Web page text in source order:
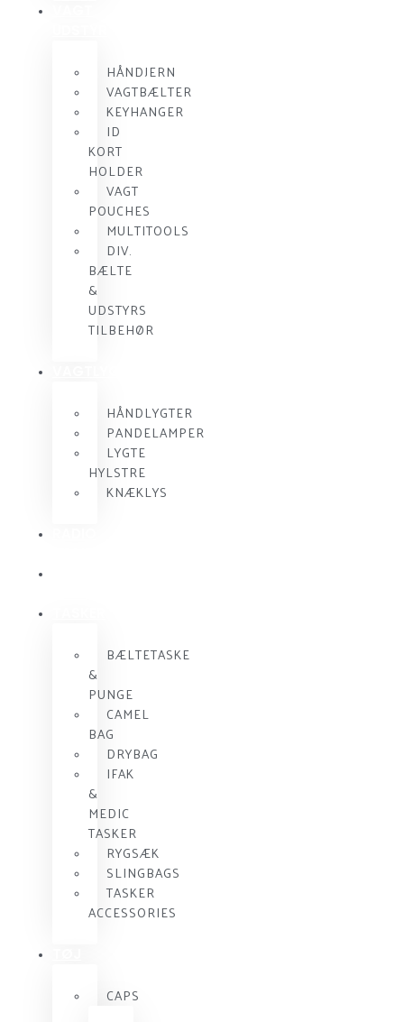
HÅNDJERN
VAGTBÆLTER
KEYHANGER
ID
KORT
HOLDER
VAGT
POUCHES
MULTITOOLS
DIV.
BÆLTE
&
UDSTYRS
TILBEHØR
HÅNDLYGTER
PANDELAMPER
LYGTE
HYLSTRE
KNÆKLYS
BÆLTETASKE
&
PUNGE
CAMEL
BAG
DRYBAG
IFAK
&
MEDIC
TASKER
RYGSÆK
SLINGBAGS
TASKER
ACCESSORIES
CAPS